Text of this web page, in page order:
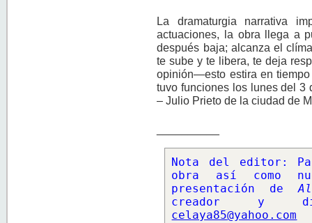
La dramaturgia narrativa
actuaciones, la obra llega a
después baja; alcanza el
te sube y te libera, te deja
opinión—esto estira en
tuvo funciones los lunes del
– Julio Prieto de la ciudad de
Nota del editor:
obra así como
presentación de
celaya85@yahoo.com